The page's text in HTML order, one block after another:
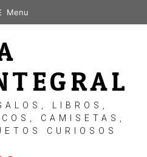
Menu
LIBROS,
CAMISETAS,
CURIOSOS